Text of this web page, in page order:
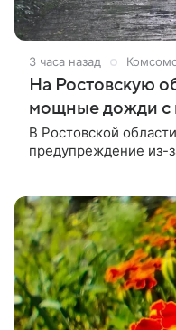
3 часа назад
На Ростовскую
мощные дожди с
В Ростовской
предупреждение из-